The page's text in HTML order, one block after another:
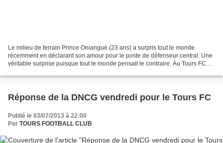
Le milieu de terrain Prince Oniangué (23 ans) a surpris tout le monde
récemment en déclarant son amour pour le poste de défenseur central. Une
véritable surprise puisque tout le monde pensait le contraire. Au Tours FC
Réponse de la DNCG vendredi pour le Tours FC
Publié le 03/07/2013 à 22:00
Par TOURS FOOTBALL CLUB